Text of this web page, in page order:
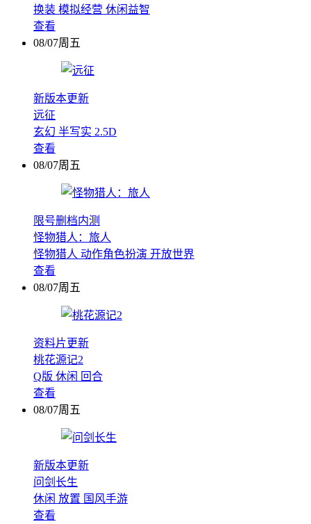
换装 模拟经营 休闲益智
查看
08/07周五
新版本更新
远征
玄幻 半写实 2.5D
查看
08/07周五
限号删档内测
怪物猎人：旅人
怪物猎人 动作角色扮演 开放世界
查看
08/07周五
资料片更新
桃花源记2
Q版 休闲 回合
查看
08/07周五
新版本更新
问剑长生
休闲 放置 国风手游
查看